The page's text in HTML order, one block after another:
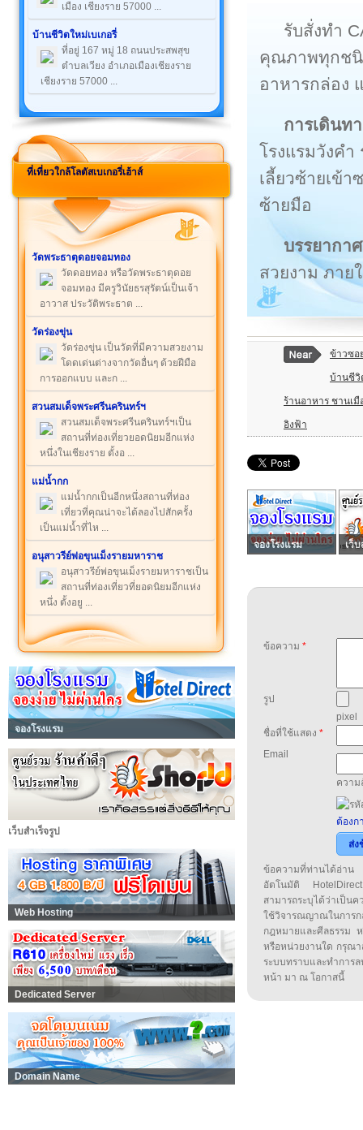
เมือง เชียงราย 57000 ...
บ้านชีวิตใหม่เบเกอรี่
ที่อยู่ 167 หมู่ 18 ถนนประสพสุข
ตำบลเวียง อำเภอเมืองเชียงราย
เชียงราย 57000 ...
ที่เที่ยวใกล้โลตัสเบเกอรี่เฮ้าส์
วัดพระธาตุดอยจอมทอง
วัดดอยทอง หรือวัดพระธาตุดอย
จอมทอง มีครูวินัยธรสุรัตน์เป็นเจ้า
อาวาส ประวัติพระธาต ...
วัดร่องขุ่น
วัดร่องขุ่น เป็นวัดที่มีความสวยงาม
โดดเด่นต่างจากวัดอื่นๆ ด้วยฝีมือ
การออกแบบ และก ...
สวนสมเด็จพระศรีนครินทร์ฯ
สวนสมเด็จพระศรีนครินทร์ฯเป็น
สถานที่ท่องเที่ยวยอดนิยมอีกแห่ง
หนึ่งในเชียงราย ตั้งอ ...
แม่น้ำกก
แม่น้ำกกเป็นอีกหนึ่งสถานที่ท่อง
เที่ยวที่คุณน่าจะได้ลองไปสักครั้ง
เป็นแม่น้ำที่ไห ...
อนุสาวรีย์พ่อขุนเม็งรายมหาราช
อนุสาวรีย์พ่อขุนเม็งรายมหาราชเป็น
สถานที่ท่องเที่ยวที่ยอดนิยมอีกแห่ง
หนึ่ง ตั้งอยู ...
จองโรงแรม
เว็บสำเร็จรูป
Web Hosting
Dedicated Server
Domain Name
รับสั่งทำ
คุณภาพทุกชนิ
อาหารกล่อง
การเดินท
โรงแรมวังคำ
เลี้ยวซ้ายเข้า
ซ้ายมือ
บรรยากาศ
สวยงาม ภาย
ข้าวซอ
บ้านชีวิ
ร้านอาหาร ชานเ
อิงฟ้า
จองโรงแรม เว็บ
ข้อความ *
รูป
pixel
ชื่อที่ใช้แสดง *
Email
ความ
ต้องก
ส่ง
ข้อความที่ท่านได้อ่าน
อัตโนมัติ
สามารถระบุได้ว่าเป็น
ใช้วิจารณญาณในกา
กฎหมายและศีลธรรม
หรือหน่วยงานใด กรุณา
ระบบทราบและทำกา
หน้า มา ณ โอกาสนี้